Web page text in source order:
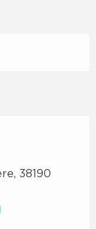
38190